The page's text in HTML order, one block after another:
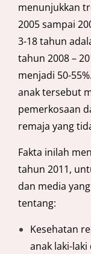
menunjukkan
2005 sampai
3-18 tahun
tahun 2008 –
menjadi 50-
anak tersebut
pemerkosaan
remaja yang
Fakta inilah
tahun 2011,
dan media
tentang:
Kesehatan
anak laki-